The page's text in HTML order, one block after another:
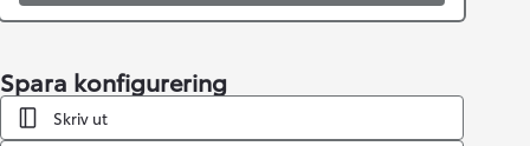
Spara konfigurering
Skriv ut